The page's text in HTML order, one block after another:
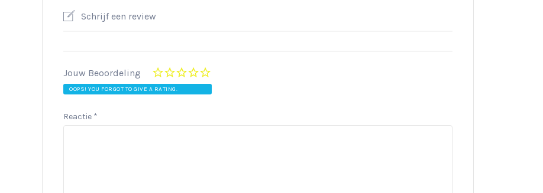
Schrijf een review
Jouw Beoordeling
OOPS! YOU FORGOT TO GIVE A RATING.
Reactie *